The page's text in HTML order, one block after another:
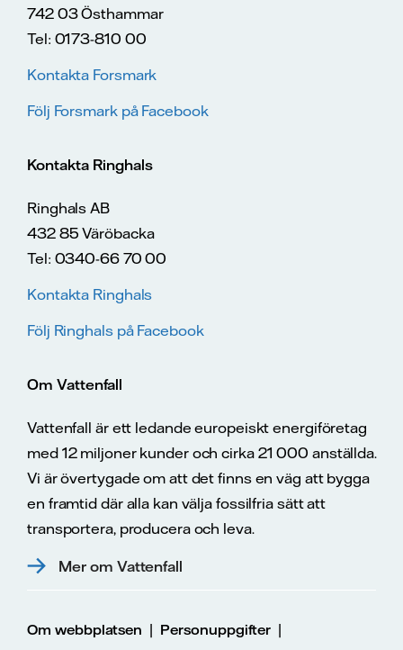
742 03 Östhammar
Tel: 0173-810 00
Kontakta Forsmark
Följ Forsmark på Facebook
Kontakta Ringhals
Ringhals AB
432 85 Väröbacka
Tel: 0340-66 70 00
Kontakta Ringhals
Följ Ringhals på Facebook
Om Vattenfall
Vattenfall är ett ledande europeiskt energiföretag
med 12 miljoner kunder och cirka 21 000 anställda.
Vi är övertygade om att det finns en väg att bygga
en framtid där alla kan välja fossilfria sätt att
transportera, producera och leva.
Mer om Vattenfall
Om webbplatsen | Personuppgifter |